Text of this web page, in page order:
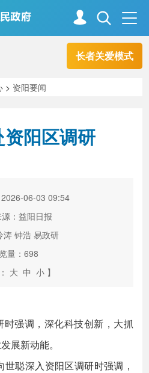
长者关爱模式
走进资阳
> 资阳要闻
阳区调研
06-03 09:54
：益阳日报
涛 钟浩 易政研
量： 698
大 中 小 】
强调，深化科技创新，大抓
展新动能。
聪深入资阳区调研时强调，